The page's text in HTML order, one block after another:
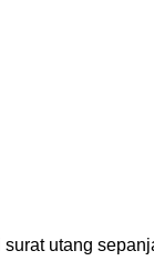
utang